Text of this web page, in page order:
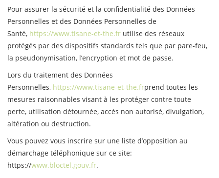
Pour assurer la sécurité et la confidentialité des Données
Personnelles et des Données Personnelles de
Santé, https://www.tisane-et-the.fr utilise des réseaux
protégés par des dispositifs standards tels que par pare-feu,
la pseudonymisation, l’encryption et mot de passe.
Lors du traitement des Données
Personnelles, https://www.tisane-et-the.frprend toutes les
mesures raisonnables visant à les protéger contre toute
perte, utilisation détournée, accès non autorisé, divulgation,
altération ou destruction.
Vous pouvez vous inscrire sur une liste d’opposition au
démarchage téléphonique sur ce site:
https://www.bloctel.gouv.fr.